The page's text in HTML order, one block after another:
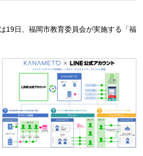
19日、福岡市教育委員会が実施する「福